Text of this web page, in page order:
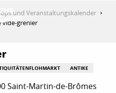
und Veranstaltungskalender
vide-grenier
ANTIKE
Saint-Martin-de-Brômes